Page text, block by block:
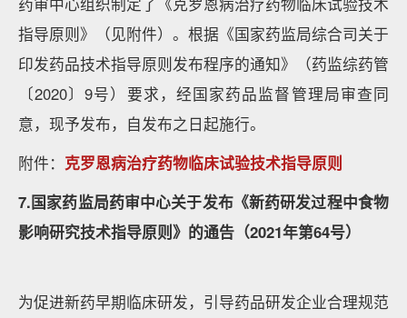
指导原则》（见附件）。根据《国家药监局综合司关于
印发药品技术指导原则发布程序的通知》（药监综药管
〔2020〕9号）要求，经国家药品监督管理局审查同
意，现予发布，自发布之日起施行。
附件： 克罗恩病治疗药物临床试验技术指导原则
7.国家药监局药审中心关于发布《新药研发过程中食物
影响研究技术指导原则》的通告（2021年第64号）
为促进新药早期临床研发，引导药品研发企业合理规范